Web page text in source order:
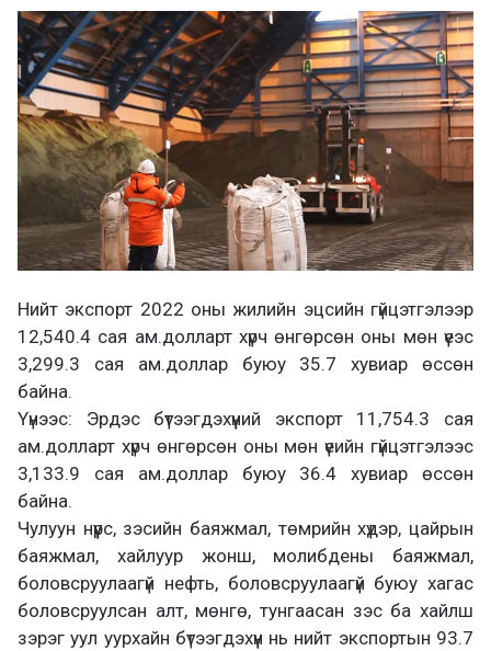
а
а
л
ц
а
х
э
э
х
Нийт экспорт 2022 оны жилийн эцсийн гүйцэтгэлээр
12,540.4 сая ам.долларт хүрч өнгөрсөн оны мөн үеэс
3,299.3 сая ам.доллар буюу 35.7 хувиар өссөн
байна.
Үүнээс: Эрдэс бүтээгдэхүүний экспорт 11,754.3 сая
ам.долларт хүрч өнгөрсөн оны мөн үеийн гүйцэтгэлээс
3,133.9 сая ам.доллар буюу 36.4 хувиар өссөн
байна.
Чулуун нүүрс, зэсийн баяжмал, төмрийн хүдэр, цайрын
баяжмал, хайлуур жонш, молибдены баяжмал,
боловсруулаагүй нефть, боловсруулаагүй буюу хагас
боловсруулсан алт, мөнгө, тунгаасан зэс ба хайлш
зэрэг уул уурхайн бүтээгдэхүүн нь нийт экспортын 93.7